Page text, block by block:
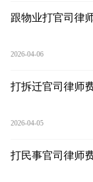
跟物业打官司律
2026-04-06
打拆迁官司律师
2026-04-05
打民事官司律师